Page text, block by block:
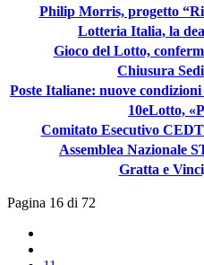
Philip Morris, progetto
Lotteria Italia, la
Gioco del Lotto,
Chiusura
Poste Italiane: nuove
10eLotto,
Comitato Esecutivo
Assemblea Nazionale
Gratta e
Pagina 16 di 72